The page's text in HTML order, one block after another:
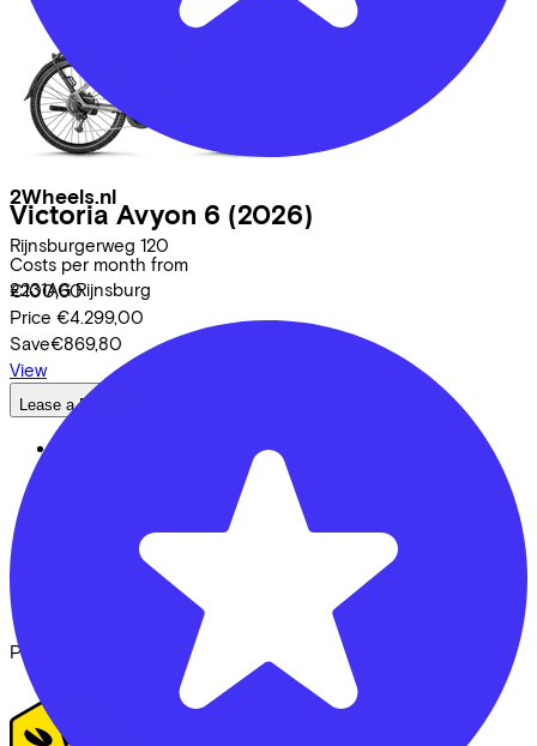
2Wheels.nl
Rijnsburgerweg 120
2231AG Rijnsburg
Victoria Avyon 6 (2026)
Costs per month from
€100,60
Price €4.299,00
Save€869,80
View
Lease a Bike
Security & Privacy
Proud partner of